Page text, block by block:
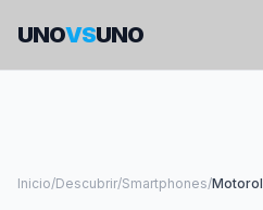
UNOVSUNO
Inicio/Descubrir/Smartphones/